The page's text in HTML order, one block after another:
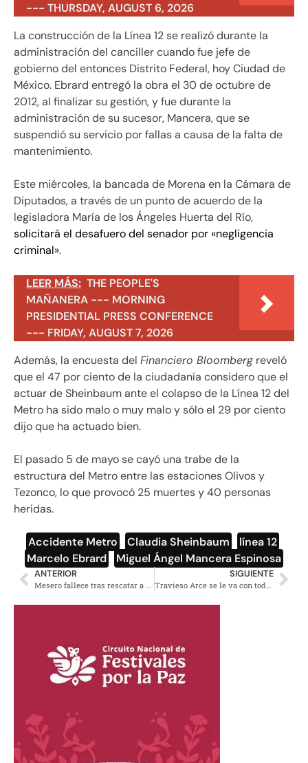
--- THURSDAY, AUGUST 6, 2026
La construcción de la Línea 12 se realizó durante la
administración del canciller cuando fue jefe de
gobierno del entonces Distrito Federal, hoy Ciudad de
México. Ebrard entregó la obra el 30 de octubre de
2012, al finalizar su gestión, y fue durante la
administración de su sucesor, Mancera, que se
suspendió su servicio por fallas a causa de la falta de
mantenimiento.
Este miércoles, la bancada de Morena en la Cámara de
Diputados, a través de un punto de acuerdo de la
legisladora María de los Ángeles Huerta del Río,
solicitará el desafuero del senador por «negligencia
criminal».
LEER MÁS: THE PEOPLE'S
MAÑANERA --- MORNING
PRESIDENTIAL PRESS CONFERENCE
--- FRIDAY, AUGUST 7, 2026
Además, la encuesta del Financiero Bloomberg reveló
que el 47 por ciento de la ciudadanía considero que el
actuar de Sheinbaum ante el colapso de la Línea 12 del
Metro ha sido malo o muy malo y sólo el 29 por ciento
dijo que ha actuado bien.
El pasado 5 de mayo se cayó una trabe de la
estructura del Metro entre las estaciones Olivos y
Tezonco, lo que provocó 25 muertes y 40 personas
heridas.
Accidente Metro Claudia Sheinbaum línea 12
Marcelo Ebrard
Miguel Ángel Mancera Espinosa
ANTERIOR
Mesero fallece tras rescatar a una niña que se ahogaba en Puerto Vallarta
SIGUIENTE
Travieso Arce se le va con todo a Epigmenio Ibarra: «viejo cínico»